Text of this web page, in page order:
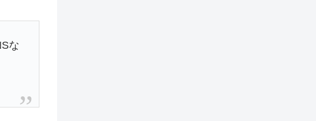
な